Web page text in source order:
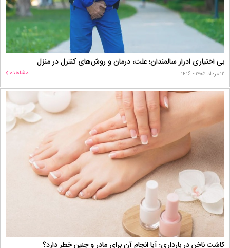
بی اختیاری ادرار سالمندان؛ علت، درمان و روش‌های کنترل در منزل
۱۲ مرداد ۱۴۰۵ - ۱۴:۱۶ مشاهده
کاشت ناخن در بارداری؛ آیا انجام آن برای مادر و جنین خطر دارد؟